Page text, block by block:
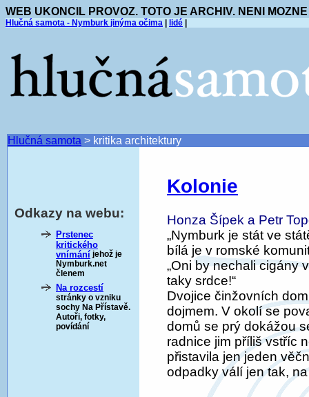
WEB UKONCIL PROVOZ. TOTO JE ARCHIV. NENI
Hlučná samota - Nymburk jinýma očima lidé
Hlučná samota > kritika architektury
Odkazy na webu:
Prstenec
kritického
vnímání jehož je
Nymburk.net
členem
Na rozcestí
stránky o vzniku
sochy Na Přístavě.
Autoři, fotky,
povídání
Kolonie
Honza Šípek a Petr
„Nymburk je stát ve
bílá je v romské
„Oni by nechali cigány
taky srdce!“
Dvojice činžovních
dojmem. V okolí se
domů se prý dokážou
radnice jim příliš vstříc
přistavila jen jeden
odpadky válí jen tak,